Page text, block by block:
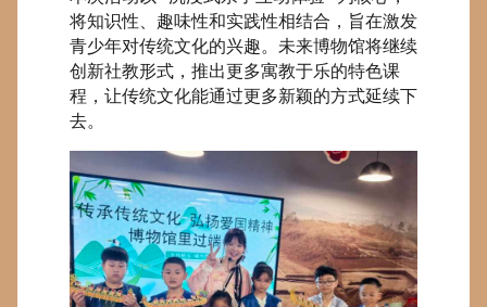
将知识性、趣味性和实践性相结合，旨在激发
青少年对传统文化的兴趣。未来博物馆将继续
创新社教形式，推出更多寓教于乐的特色课
程，让传统文化能通过更多新颖的方式延续下
去。